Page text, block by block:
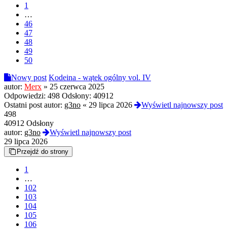
1
…
46
47
48
49
50
Nowy post Kodeina - wątek ogólny vol. IV
autor: Merx » 25 czerwca 2025
Odpowiedzi: 498 Odsłony: 40912
Ostatni post autor: g3no « 29 lipca 2026
Wyświetl najnowszy post
498
40912 Odsłony
autor: g3no
Wyświetl najnowszy post
29 lipca 2026
Przejdź do strony
1
…
102
103
104
105
106